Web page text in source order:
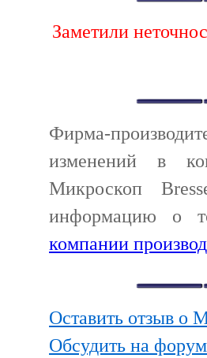
Заметили
Фирма-
изменений в
Микроскоп
информацию о
компании
Оставить отзыв о
Обсудить на